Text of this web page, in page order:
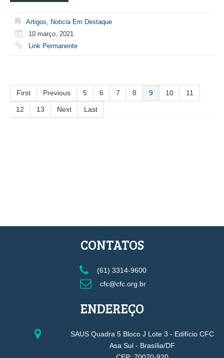
Artigos, Noticia Em Destaque
10 março, 2021
Link Permanente
First Previous 5 6 7 8 9 10 11
12 13 Next Last
CONTATOS
(61) 3314-9600
cfc@cfc.org.br
ENDEREÇO
SAUS Quadra 5 Bloco J Lote 3 - Edifício CFC
Asa Sul - Brasília/DF